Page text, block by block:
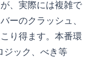
、実際には複雑で
ーのクラッシュ、
り得ます。本番環
ジック、べき等